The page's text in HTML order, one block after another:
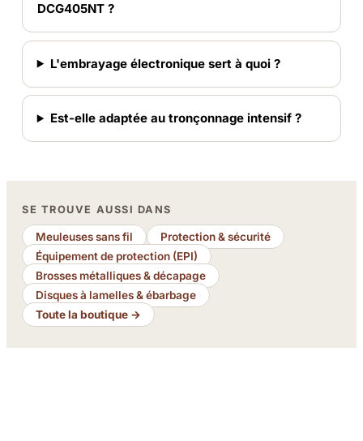
DCG405NT ?
L'embrayage électronique sert à quoi ?
Est-elle adaptée au tronçonnage intensif ?
SE TROUVE AUSSI DANS
Meuleuses sans fil
Protection & sécurité
Équipement de protection (EPI)
Brosses métalliques & décapage
Disques à lamelles & ébarbage
Toute la boutique →